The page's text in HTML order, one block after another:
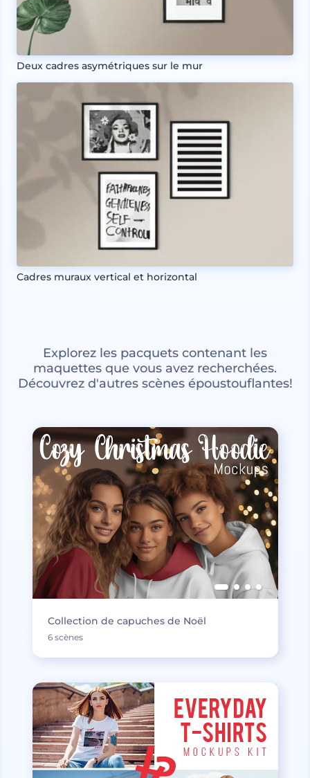
Deux cadres asymétriques sur le mur
Cadres muraux vertical et horizontal
Explorez les pacquets contenant les
maquettes que vous avez recherchées.
Découvrez d'autres scènes époustouflantes!
Collection de capuches de Noël
6 scènes